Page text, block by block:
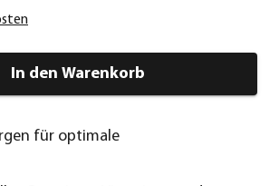
In den Warenkorb
für optimale